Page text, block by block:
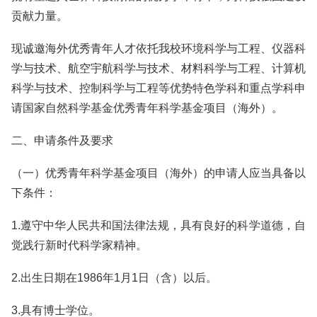
贡献力量。
现诚邀海外优秀青年人才依托我校环境科学与工程、仪器科
学与技术、航空宇航科学与技术、材料科学与工程、计算机
科学与技术、控制科学与工程等优势特色学科和重点学科申
请国家自然科学基金优秀青年科学基金项目（海外）。
二、申请条件及要求
（一）优秀青年科学基金项目（海外）的申请人应当具备以
下条件：
1.遵守中华人民共和国法律法规，具有良好的科学道德，自
觉践行新时代科学家精神。
2.出生日期在1986年1月1日（含）以后。
3.具有博士学位。